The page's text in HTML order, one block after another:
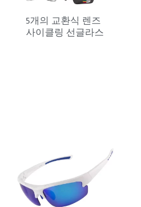
5개의 교환식 렌즈
사이클링 선글라스